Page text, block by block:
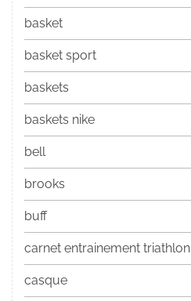
basket
basket sport
baskets
baskets nike
bell
brooks
buff
carnet entrainement triathlon
casque